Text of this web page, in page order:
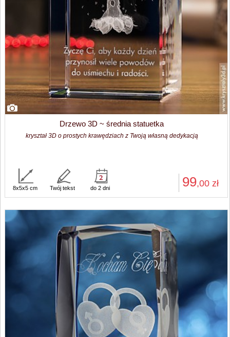
Drzewo 3D ~ średnia statuetka
kryształ 3D o prostych krawędziach z Twoją własną dedykacją
99,00 zł
8x5x5 cm Twój tekst do 2 dni